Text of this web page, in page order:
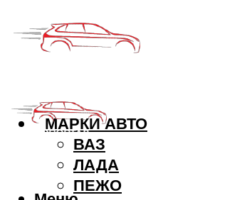
МАРКИ АВТО
ВАЗ
ЛАДА
ПЕЖО